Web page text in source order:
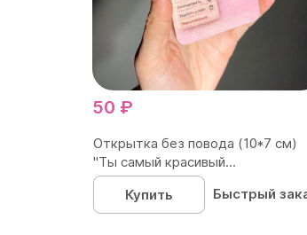
50 ₽
Открытка без повода (10*7 см)
"Ты самый красивый...
Купить
Быстрый